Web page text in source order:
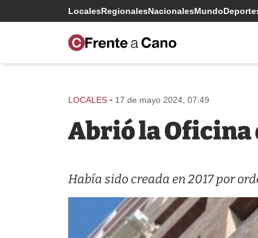
LocalesRegionalesNacionalesMundo
LOCALES - 17 de mayo 2024, 07:49
Abrió la
Había sido creada en 2017 por